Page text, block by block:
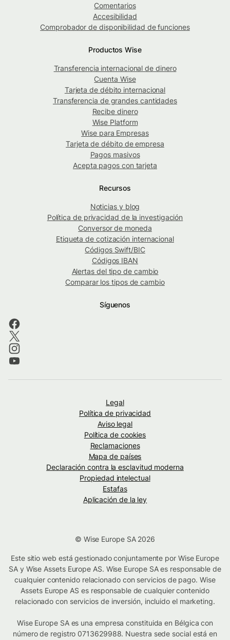
Comentarios
Accesibilidad
Comprobador de disponibilidad de funciones
Productos Wise
Transferencia internacional de dinero
Cuenta Wise
Tarjeta de débito internacional
Transferencia de grandes cantidades
Recibe dinero
Wise Platform
Wise para Empresas
Tarjeta de débito de empresa
Pagos masivos
Acepta pagos con tarjeta
Recursos
Noticias y blog
Política de privacidad de la investigación
Conversor de moneda
Etiqueta de cotización internacional
Códigos Swift/BIC
Códigos IBAN
Alertas del tipo de cambio
Comparar los tipos de cambio
Síguenos
Legal
Política de privacidad
Aviso legal
Política de cookies
Reclamaciones
Mapa de países
Declaración contra la esclavitud moderna
Propiedad intelectual
Estafas
Aplicación de la ley
© Wise Europe SA 2026
Este sitio web está gestionado conjuntamente por Wise Europe
SA y Wise Assets Europe AS. Wise Europe SA es responsable de
cualquier contenido relacionado con servicios de pago. Wise
Assets Europe AS es responsable de cualquier contenido
relacionado con servicios de inversión, incluido el marketing.
Wise Europe SA es una empresa constituida en Bélgica con
número de registro 0713629988. Nuestra sede social está en